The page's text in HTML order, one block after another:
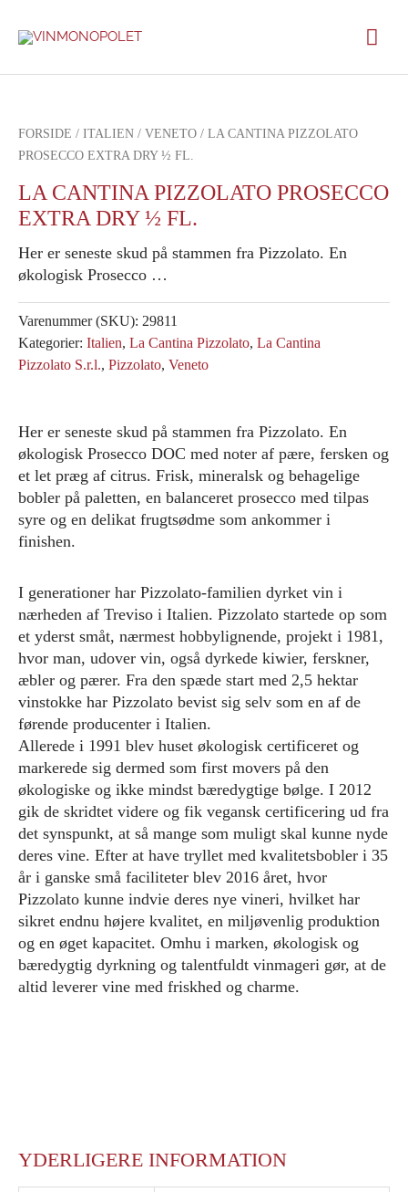
FORSIDE / ITALIEN / VENETO / LA CANTINA PIZZOLATO
PROSECCO EXTRA DRY ½ FL.
LA CANTINA PIZZOLATO PROSECCO
EXTRA DRY ½ FL.
Her er seneste skud på stammen fra Pizzolato. En
økologisk Prosecco …
Varenummer (SKU): 29811
Kategorier: Italien, La Cantina Pizzolato, La Cantina
Pizzolato S.r.l., Pizzolato, Veneto
Her er seneste skud på stammen fra Pizzolato. En
økologisk Prosecco DOC med noter af pære, fersken og
et let præg af citrus. Frisk, mineralsk og behagelige
bobler på paletten, en balanceret prosecco med tilpas
syre og en delikat frugtsødme som ankommer i
finishen.
I generationer har Pizzolato-familien dyrket vin i
nærheden af Treviso i Italien. Pizzolato startede op som
et yderst småt, nærmest hobbylignende, projekt i 1981,
hvor man, udover vin, også dyrkede kiwier, ferskner,
æbler og pærer. Fra den spæde start med 2,5 hektar
vinstokke har Pizzolato bevist sig selv som en af de
førende producenter i Italien.
Allerede i 1991 blev huset økologisk certificeret og
markerede sig dermed som first movers på den
økologiske og ikke mindst bæredygtige bølge. I 2012
gik de skridtet videre og fik vegansk certificering ud fra
det synspunkt, at så mange som muligt skal kunne nyde
deres vine. Efter at have tryllet med kvalitetsbobler i 35
år i ganske små faciliteter blev 2016 året, hvor
Pizzolato kunne indvie deres nye vineri, hvilket har
sikret endnu højere kvalitet, en miljøvenlig produktion
og en øget kapacitet. Omhu i marken, økologisk og
bæredygtig dyrkning og talentfuldt vinmageri gør, at de
altid leverer vine med friskhed og charme.
YDERLIGERE INFORMATION